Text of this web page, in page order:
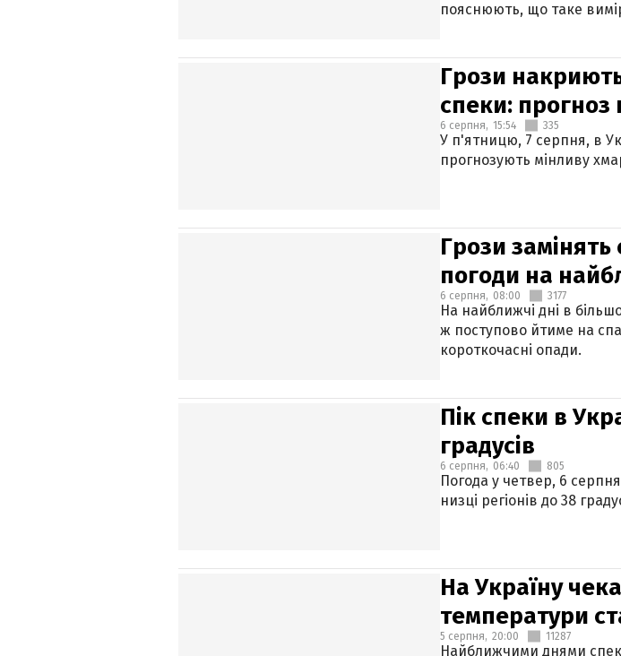
пояснюють, що таке
Грози
спеки: прогноз
6 серпня, 15:54 335
У п'ятницю, 7 серпня, в
прогнозують мінливу
Грози
погоди на
6 серпня, 08:00 3177
На найближчі дні в
ж поступово йтиме на
короткочасні опади.
Пік спеки в
градусів
6 серпня, 06:40 805
Погода у четвер, 6
низці регіонів до 38
На Україну
температури
5 серпня, 20:00 11287
Найближчими днями